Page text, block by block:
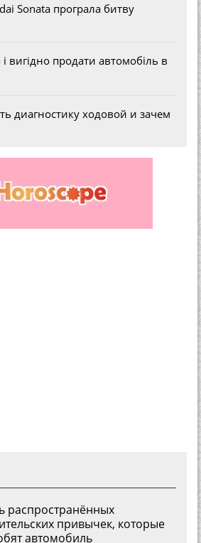
Sonata програла битву
вигідно продати автомобіль в
диагностику ходовой и зачем
распространённых
привычек, которые
автомобиль